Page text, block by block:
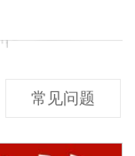
常见问题